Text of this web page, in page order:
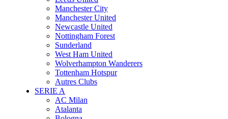
Manchester City
Manchester United
Newcastle United
Nottingham Forest
Sunderland
West Ham United
Wolverhampton Wanderers
Tottenham Hotspur
Autres Clubs
SERIE A
AC Milan
Atalanta